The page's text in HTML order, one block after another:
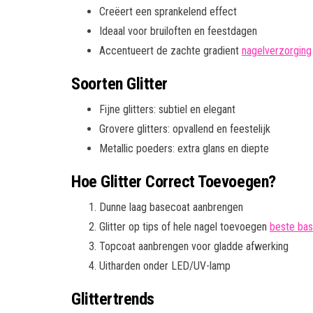
Creëert een sprankelend effect
Ideaal voor bruiloften en feestdagen
Accentueert de zachte gradient nagelverzorging
Soorten Glitter
Fijne glitters: subtiel en elegant
Grovere glitters: opvallend en feestelijk
Metallic poeders: extra glans en diepte
Hoe Glitter Correct Toevoegen?
Dunne laag basecoat aanbrengen
Glitter op tips of hele nagel toevoegen beste
Topcoat aanbrengen voor gladde afwerking
Uitharden onder LED/UV-lamp
Glittertrends